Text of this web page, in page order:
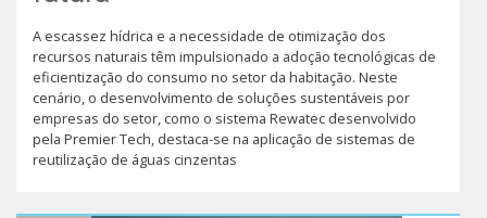
A escassez hídrica e a necessidade de otimização dos
recursos naturais têm impulsionado a adoção tecnológicas de
eficientização do consumo no setor da habitação. Neste
cenário, o desenvolvimento de soluções sustentáveis por
empresas do setor, como o sistema Rewatec desenvolvido
pela Premier Tech, destaca-se na aplicação de sistemas de
reutilização de águas cinzentas